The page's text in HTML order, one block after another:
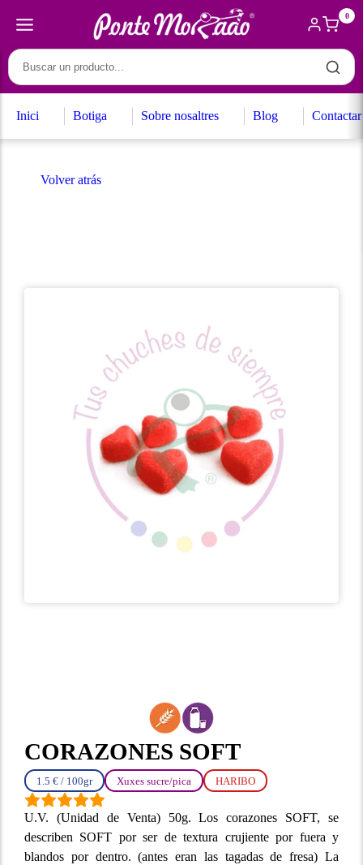
0
Inici Botiga Sobre nosaltres Blog Contactar
Volver atrás
CORAZONES SOFT
1.5 € / 100gr Xuxes sucre/pica HARIBO
U.V. (Unidad de Venta) 50g. Los corazones SOFT, se
describen SOFT por ser de textura crujiente por fuera y
blandos por dentro. (antes eran las tagadas de fresa) La